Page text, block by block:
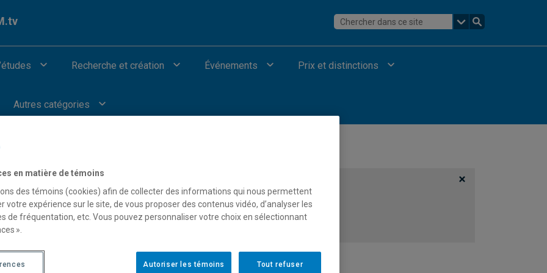
Recherche et création Événements Prix et distinctions
Autres catégories
afficher les vidéos provenant de Youtube.
en matière de témoins
des témoins (cookies) afin de collecter des informations qui nous permettent
votre expérience sur le site, de vous proposer des contenus vidéo, d’analyser les
de fréquentation, etc. Vous pouvez personnaliser votre choix en sélectionnant
».
Tout refuser
Autoriser les témoins